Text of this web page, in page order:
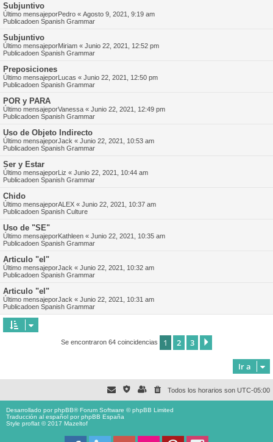
Subjuntivo
Último mensajeporPedro « Agosto 9, 2021, 9:19 am
Publicadoen Spanish Grammar
Subjuntivo
Último mensajeporMiriam « Junio 22, 2021, 12:52 pm
Publicadoen Spanish Grammar
Preposiciones
Último mensajeporLucas « Junio 22, 2021, 12:50 pm
Publicadoen Spanish Grammar
POR y PARA
Último mensajeporVanessa « Junio 22, 2021, 12:49 pm
Publicadoen Spanish Grammar
Uso de Objeto Indirecto
Último mensajeporJack « Junio 22, 2021, 10:53 am
Publicadoen Spanish Grammar
Ser y Estar
Último mensajeporLiz « Junio 22, 2021, 10:44 am
Publicadoen Spanish Grammar
Chido
Último mensajeporALEX « Junio 22, 2021, 10:37 am
Publicadoen Spanish Culture
Uso de "SE"
Último mensajeporKathleen « Junio 22, 2021, 10:35 am
Publicadoen Spanish Grammar
Articulo "el"
Último mensajeporJack « Junio 22, 2021, 10:32 am
Publicadoen Spanish Grammar
Articulo "el"
Último mensajeporJack « Junio 22, 2021, 10:31 am
Publicadoen Spanish Grammar
Se encontraron 64 coincidencias 1 2 3
Ir a
Todos los horarios son UTC-05:00
Desarrollado porphpBB® Forum Software © phpBB Limited
Traducción al español porphpBB España
Style proflat © 2017 Mazeltof